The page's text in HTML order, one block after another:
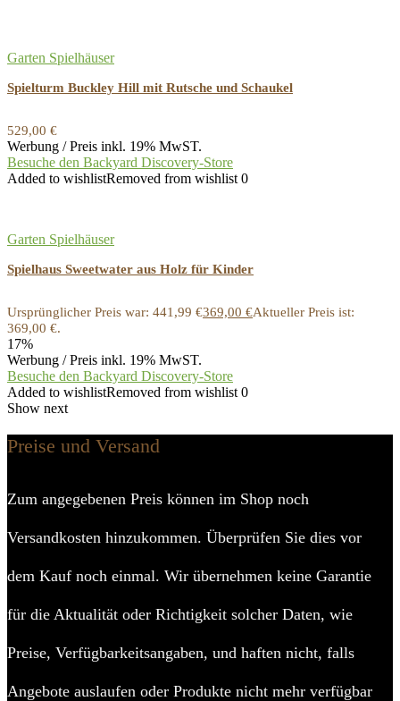
Garten Spielhäuser
Spielturm Buckley Hill mit Rutsche und Schaukel
529,00 €
Werbung / Preis inkl. 19% MwST.
Besuche den Backyard Discovery-Store
Added to wishlistRemoved from wishlist 0
Garten Spielhäuser
Spielhaus Sweetwater aus Holz für Kinder
Ursprünglicher Preis war: 441,99 €369,00 €Aktueller Preis ist:
369,00 €.
17%
Werbung / Preis inkl. 19% MwST.
Besuche den Backyard Discovery-Store
Added to wishlistRemoved from wishlist 0
Show next
Preise und Versand
Zum angegebenen Preis können im Shop noch
Versandkosten hinzukommen. Überprüfen Sie dies vor
dem Kauf noch einmal. Wir übernehmen keine Garantie
für die Aktualität oder Richtigkeit solcher Daten, wie
Preise, Verfügbarkeitsangaben, und haften nicht, falls
Angebote auslaufen oder Produkte nicht mehr verfügbar